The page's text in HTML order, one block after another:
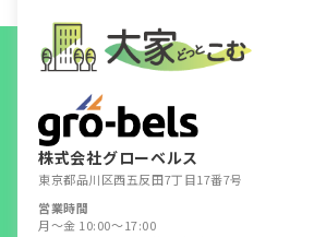
株式会社グローベルス
東京都品川区西五反田7丁目17番7号
営業時間
月～金 10:00～17:00